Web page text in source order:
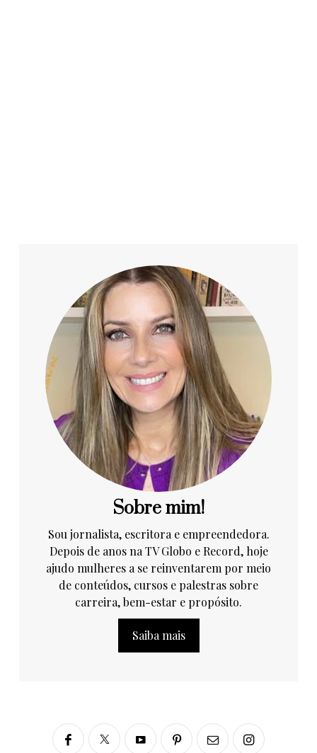
Sobre mim!
Sou jornalista, escritora e empreendedora.
Depois de anos na TV Globo e Record, hoje
ajudo mulheres a se reinventarem por meio
de conteúdos, cursos e palestras sobre
carreira, bem-estar e propósito.
Saiba mais